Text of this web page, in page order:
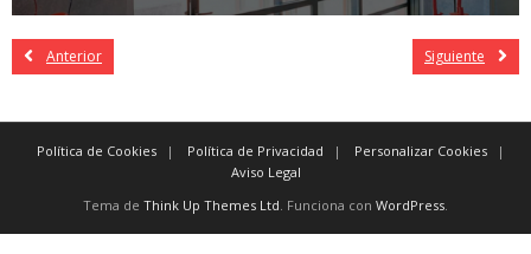
Anterior Siguiente
Política de Cookies Política de Privacidad
Personalizar Cookies
Aviso Legal
Tema de Think Up Themes Ltd. Funciona con WordPress.